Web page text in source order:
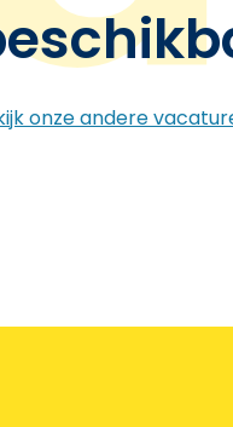
onze andere